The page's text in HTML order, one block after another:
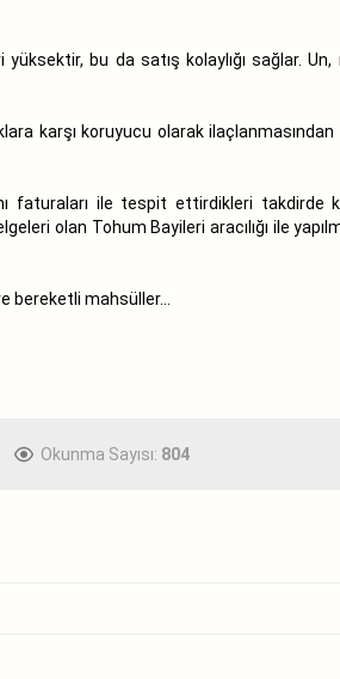
bu da satış kolaylığı sağlar.
karşı koruyucu olarak
faturaları ile tespit ettirdikleri takdirde
olan Tohum Bayileri aracılığı ile
bereketli mahsüller...
Okunma Sayısı: 804